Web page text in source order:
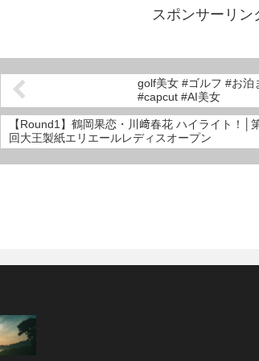
スポンサーリン
golf美女 #ゴルフ #お泊まり #ゴルフ女子 #大人の遊び
#capcut #AI美女
【Round1】鶴岡果恋・川﨑春花 ハイライト！│
回大王製紙エリエールレディスオープン